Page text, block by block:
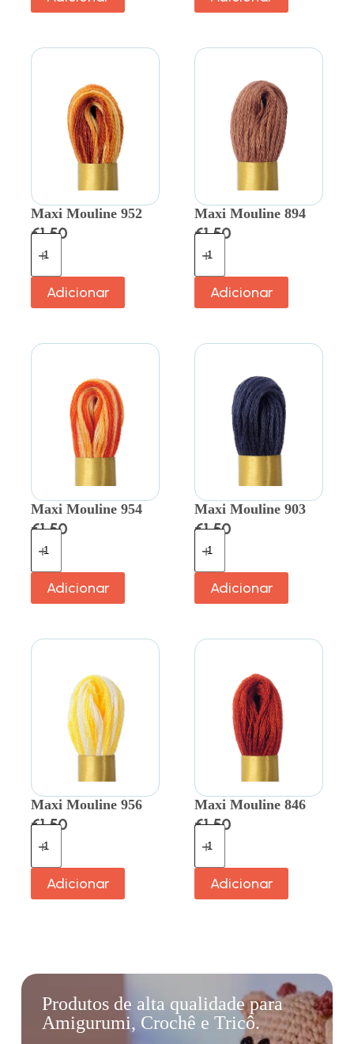
Maxi Mouline 952
€1.50
Adicionar
Maxi Mouline 894
€1.50
Adicionar
Maxi Mouline 954
€1.50
Adicionar
Maxi Mouline 903
€1.50
Adicionar
Maxi Mouline 956
€1.50
Adicionar
Maxi Mouline 846
€1.50
Adicionar
Produtos de alta qualidade para
Amigurumi, Crochê e Tricô.